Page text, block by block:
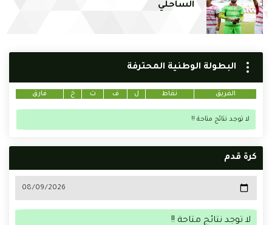
الساحلي
البطولة الوطنية المحترفة
الفريق نقاط ل ف ت خ فارق
لا توجد نتائج متاحة !!
كرة قدم
لا توجد نتائج متاحة !!